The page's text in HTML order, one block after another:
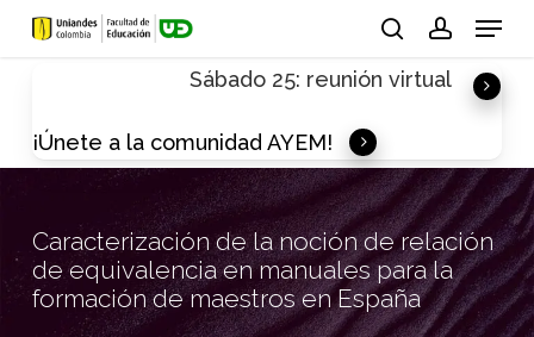
Skip
Menu
Sábado 25: reunión virtual
¡Únete a la comunidad AYEM!
Caracterización de la noción de relación
de equivalencia en manuales para la
formación de maestros en España